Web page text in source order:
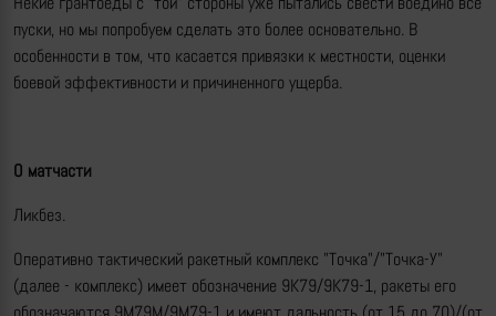
пуски, но мы попробуем сделать это более основательно. В
особенности в том, что касается привязки к местности, оценки
боевой эффективности и причиненного ущерба.
О матчасти
Ликбез.
Оперативно тактический ракетный комплекс "Точка"/"Точка-У"
(далее - комплекс) имеет обозначение 9К79/9К79-1, ракеты его